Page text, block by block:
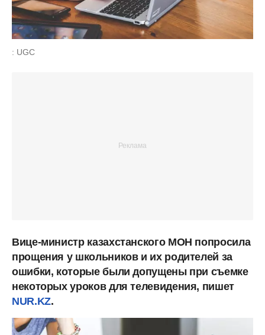
: UGC
Вице-министр казахстанского МОН попросила
прощения у школьников и их родителей за
ошибки, которые были допущены при съемке
некоторых уроков для телевидения, пишет
NUR.KZ.